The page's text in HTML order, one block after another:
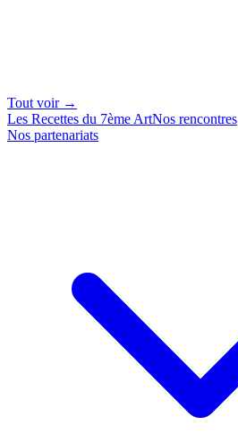
Tout voir →
Les Recettes du 7ème ArtNos rencontres
Nos partenariats